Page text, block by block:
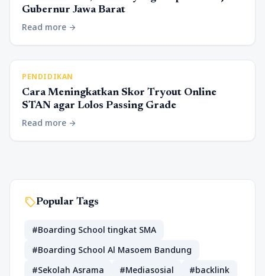
Gubernur Jawa Barat
Read more arrow_forward
PENDIDIKAN
Cara Meningkatkan Skor Tryout Online
STAN agar Lolos Passing Grade
Read more arrow_forward
sellPopular Tags
#Boarding School tingkat SMA
#Boarding School Al Masoem Bandung
#Sekolah Asrama
#Mediasosial
#backlink